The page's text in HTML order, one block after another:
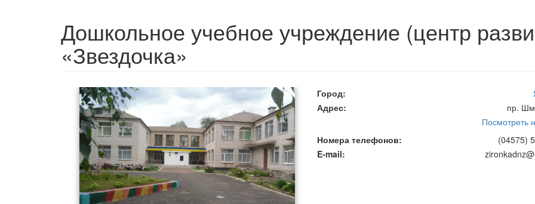
Дошкольное учебное учреждение (центр
«Звездочка»
Город
Адрес
пр.
Посмотреть
Номера телефонов
(04575)
E-mail